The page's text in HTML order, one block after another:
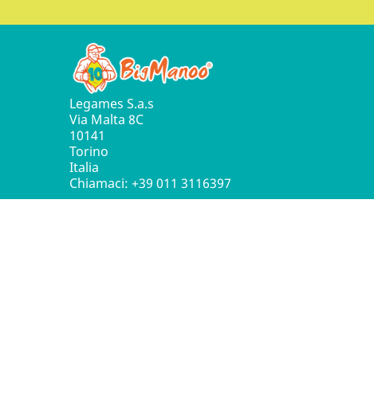
Legames S.a.s
Via Malta 8C
10141
Torino
Italia
Chiamaci: +39 011 3116397